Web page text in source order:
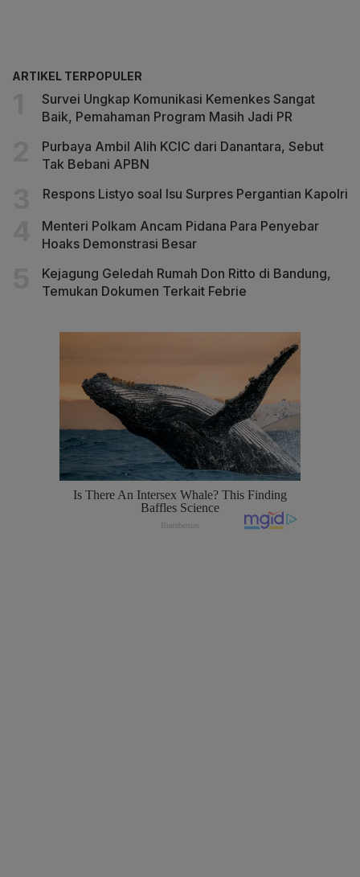
ARTIKEL TERPOPULER
Survei Ungkap Komunikasi Kemenkes Sangat
Baik, Pemahaman Program Masih Jadi PR
Purbaya Ambil Alih KCIC dari Danantara, Sebut
Tak Bebani APBN
Respons Listyo soal Isu Surpres Pergantian Kapolri
Menteri Polkam Ancam Pidana Para Penyebar
Hoaks Demonstrasi Besar
Kejagung Geledah Rumah Don Ritto di Bandung,
Temukan Dokumen Terkait Febrie